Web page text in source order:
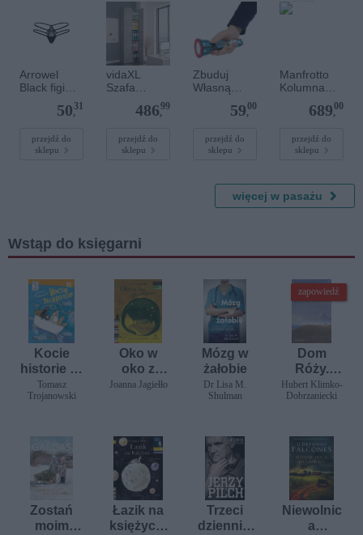
Arrowel
Black figi
50,
31
przejdź do
sklepu
vidaXL
Szafa
betonowy
60x32x190
486,
99
przejdź do
sklepu
Zbuduj
Własną
59,
00
przejdź do
sklepu
Manfrotto
Kolumna
półkulą do
serii 190
689,
00
przejdź do
sklepu
więcej w pasażu
Wstąp do księgarni
Kocie
historie cz
I
Tomasz
Trojanowski
Oko w
oko z
diplodoki
Joanna Jagiełło
Mózg w
żałobie
Dr Lisa M.
Shulman
zapowiedź
Dom
Róży.
Krysuvik
Hubert Klimko-
Dobrzaniecki
Zostań
moim
Łazik na
księżycu.
Trzeci
dziennik.
Niewolnic
a